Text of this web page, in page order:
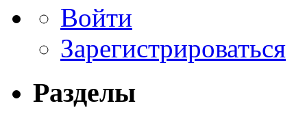
Войти
Зарегистрироваться
Разделы